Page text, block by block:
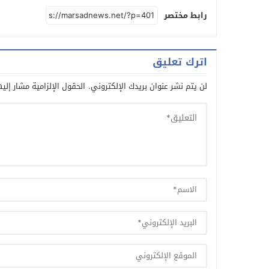
رابط مختصر
اترك تعليق
لن يتم نشر عنوان بريدك الإلكتروني. الحقول الإلزامية مشار